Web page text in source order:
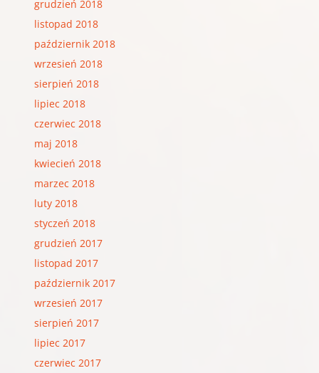
grudzień 2018
listopad 2018
październik 2018
wrzesień 2018
sierpień 2018
lipiec 2018
czerwiec 2018
maj 2018
kwiecień 2018
marzec 2018
luty 2018
styczeń 2018
grudzień 2017
listopad 2017
październik 2017
wrzesień 2017
sierpień 2017
lipiec 2017
czerwiec 2017